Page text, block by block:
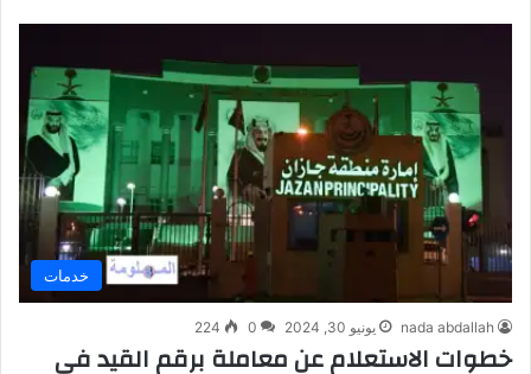
خدمات
nada abdallah يونيو 30, 2024 0
224
خطوات الاستعلام عن معاملة برقم القيد في